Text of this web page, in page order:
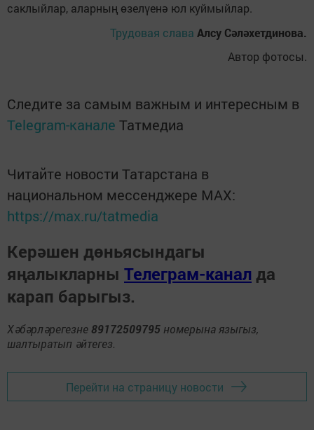
саклыйлар, аларның өзелүенә юл куймыйлар.
Трудовая слава Алсу Сәләхетдинова.
Автор фотосы.
Следите за самым важным и интересным в
Telegram-канале Татмедиа
Читайте новости Татарстана в
национальном мессенджере MАХ:
https://max.ru/tatmedia
Керәшен дөньясындагы
яңалыкларны Телеграм-канал да
карап барыгыз.
Хәбәрләрегезне 89172509795 номерына языгыз,
шалтыратып әйтегез.
Перейти на страницу новости